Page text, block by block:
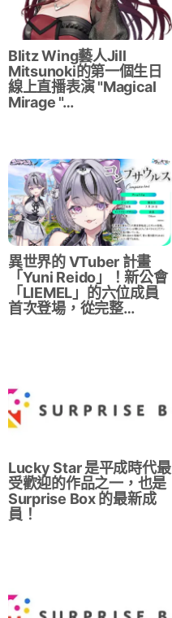
Blitz Wing藝人Jill
Mitsunoki的第一個生日
線上直播表演 "Magical
Mirage "…
異世界的 VTuber 計畫
「Yuni Reido」！新公會
「LIEMEL」的六位成員
首次登場，從完整…
Lucky Star 是平成時代最
受歡迎的作品之一，也是
Surprise Box 的最新成
員！